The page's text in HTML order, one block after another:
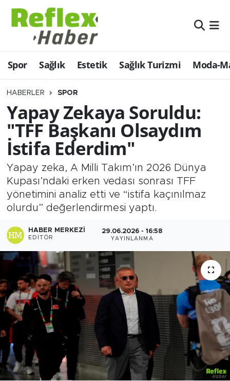
Spor Sağlık Estetik Sağlık Turizmi Moda-
HABERLER SPOR
Yapay Zekaya Soruldu:
"TFF Başkanı Olsaydım
İstifa Ederdim"
Yapay zeka, A Milli Takım’ın 2026 Dünya
Kupası’ndaki erken vedası sonrası TFF
yönetimini analiz etti ve “istifa kaçınılmaz
olurdu” değerlendirmesi yaptı.
HABER MERKEZI
EDITÖR
29.06.2026 - 16:58
YAYINLANMA
Eğitim
Estetik
Firmalardan
Güncel
İş ve Ekonomi
Moda-Magazin-Eğlence
Sağlık
Spor
Teknoloji
Nöbetçi Eczaneler
Hava Durumu
Namaz Vakitleri
Trafik Durumu
Şampiyonlar Ligi Puan Durumu ve Fikstür
Tüm Manşetler
Son Dakika Haberleri